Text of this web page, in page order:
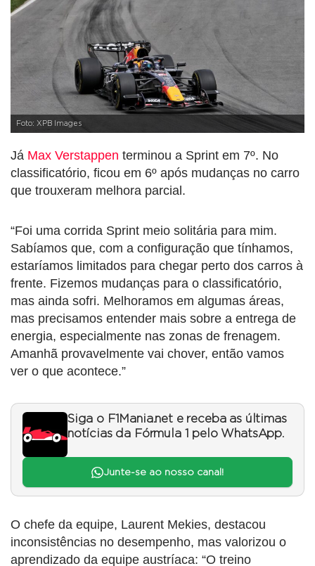
Foto: XPB Images
Já Max Verstappen terminou a Sprint em 7º. No
classificatório, ficou em 6º após mudanças no carro
que trouxeram melhora parcial.
“Foi uma corrida Sprint meio solitária para mim.
Sabíamos que, com a configuração que tínhamos,
estaríamos limitados para chegar perto dos carros à
frente. Fizemos mudanças para o classificatório,
mas ainda sofri. Melhoramos em algumas áreas,
mas precisamos entender mais sobre a entrega de
energia, especialmente nas zonas de frenagem.
Amanhã provavelmente vai chover, então vamos
ver o que acontece.”
Siga o F1Mania.net e receba as últimas
notícias da Fórmula 1 pelo WhatsApp.
Junte-se ao nosso canal!
O chefe da equipe, Laurent Mekies, destacou
inconsistências no desempenho, mas valorizou o
aprendizado da equipe austríaca: “O treino